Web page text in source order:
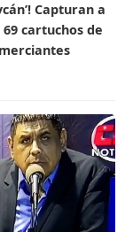
Capturan a
69 cartuchos de